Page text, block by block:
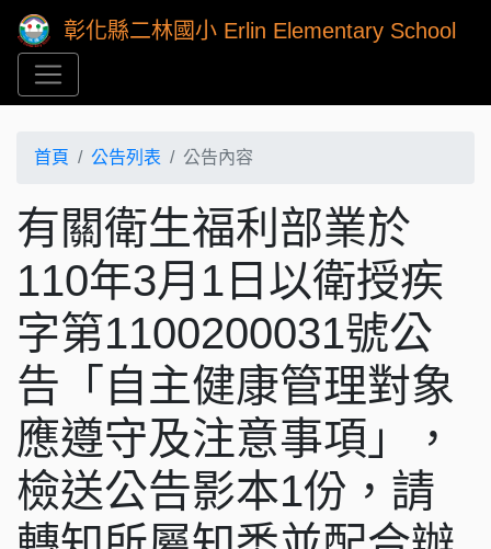
彰化縣二林國小 Erlin Elementary School
首頁 公告列表 公告內容
有關衛生福利部業於
110年3月1日以衛授疾
字第1100200031號公
告「自主健康管理對象
應遵守及注意事項」，
檢送公告影本1份，請